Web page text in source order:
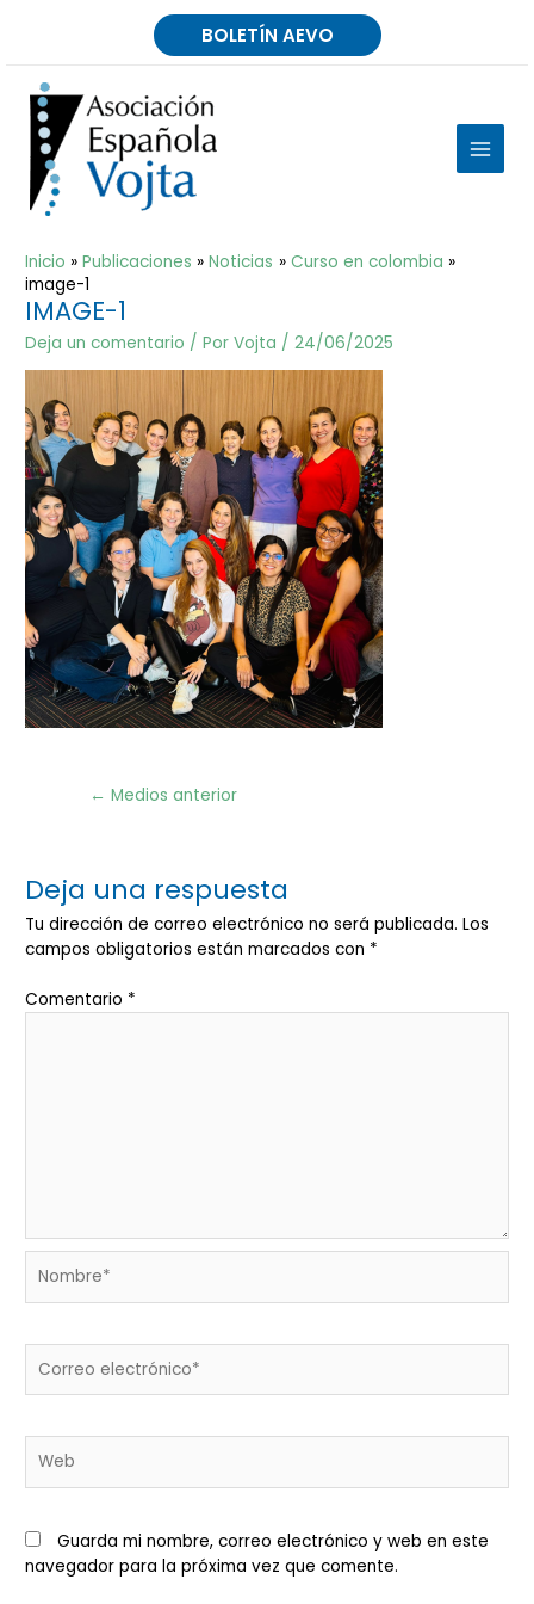
BOLETÍN AEVO
MAIN
Inicio Publicaciones Noticias
Curso en colombia
image-1
IMAGE-1
Deja un comentario / PorVojta /24/06/2025
Navegación
← Medios anterior
Deja una respuesta
Tu dirección de correo electrónico no será publicada. Los
campos obligatorios están marcados con *
Comentario *
electrónico*
Guarda mi nombre, correo electrónico y web en este
navegador para la próxima vez que comente.